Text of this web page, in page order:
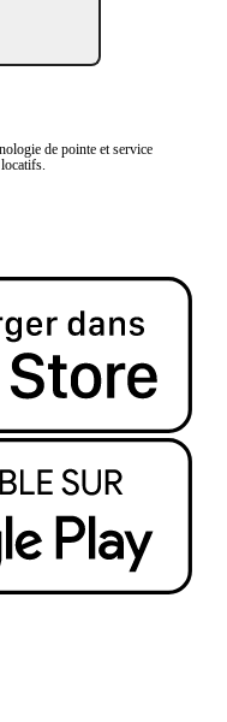
de pointe et service